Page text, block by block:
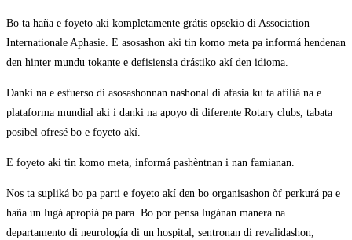
Bo ta haña e foyeto aki kompletamente grátis opsekio di Association
Internationale Aphasie. E asosashon aki tin komo meta pa informá hendenan
den hinter mundu tokante e defisiensia drástiko akí den idioma.
Danki na e esfuerso di asosashonnan nashonal di afasia ku ta afiliá na e
plataforma mundial aki i danki na apoyo di diferente Rotary clubs, tabata
posibel ofresé bo e foyeto akí.
E foyeto aki tin komo meta, informá pashèntnan i nan famianan.
Nos ta supliká bo pa parti e foyeto akí den bo organisashon òf perkurá pa e
haña un lugá apropiá pa para. Bo por pensa lugánan manera na
departamento di neurología di un hospital, sentronan di revalidashon,